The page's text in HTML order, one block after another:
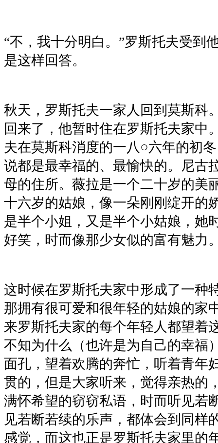
“不，我十分明白。”罗斯托夫受到
是这样回答。
秋天，罗斯托夫一家人回到莫斯科
回来了，他暂时住在罗斯托夫家中
夫在莫斯科消度的一八○六年的初
说都是最幸福的、最愉快的。尼古
母的住所。薇拉是一个二十岁的美
十六岁的姑娘，像一朵刚刚绽开的
是半个小姐，又是半个小姑娘，她
好笑，时而像那少女似的富有魅力
这时候在罗斯托夫家中形成了一种
那拥有很可爱和很年轻的姑娘的家
来罗斯托夫家的每个年轻人都望着
不知为什么（也许是为自己的幸福
面孔，望着欢腾的奔忙，听着青年
贯的，但是大家听来，觉得亲热的
满怀希望的窃窃私语，时而听见若
见若断若续的乐声，都体会到同样
感觉，而这也正是罗斯托夫家里的